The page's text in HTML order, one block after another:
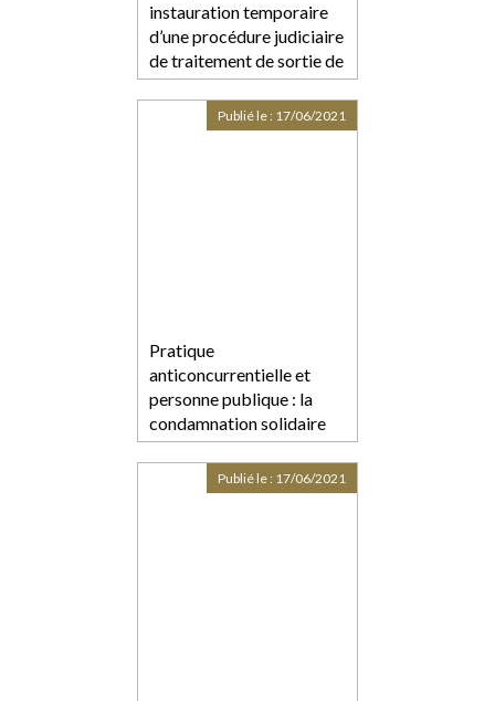
instauration temporaire
d’une procédure judiciaire
de traitement de sortie de
crise
Pratique
anticoncurrentielle et
personne publique : la
condamnation solidaire
de tous les acteurs est
Publié le : 17/06/2021
Publié le : 17/06/2021